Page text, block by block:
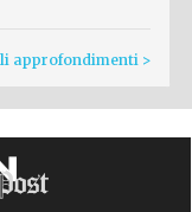
approfondimenti >